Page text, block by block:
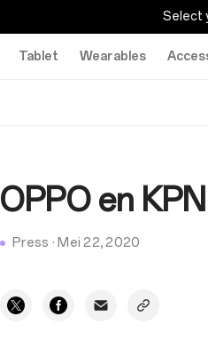
Select
Tablet Wearables
OPPO en
Press · Mei 22, 2020